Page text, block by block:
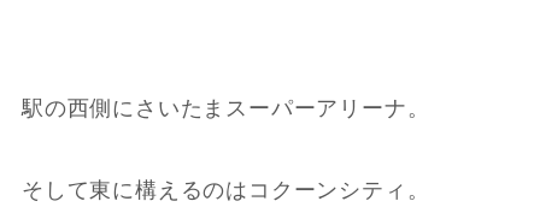
駅の西側にさいたまスーパーアリーナ。
そして東に構えるのはコクーンシティ。